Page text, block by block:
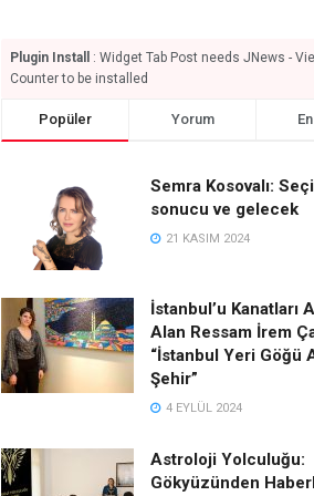
Plugin Install
: Widget Tab Post needs JNews -
Counter to be installed
Popüler Yorum
Semra Kosovalı:
sonucu ve gelecek
21 KASIM 2024
İstanbul’u Kanatları
Alan Ressam İrem
“İstanbul Yeri Göğü
Şehir”
4 EYLÜL 2024
Astroloji Yolculuğu:
Gökyüzünden